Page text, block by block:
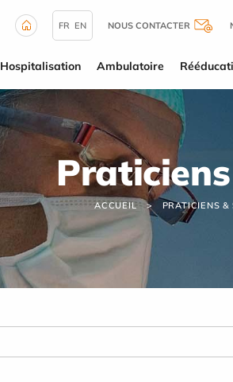
FR EN NOUS CONTACTER
Hospitalisation Ambulatoire
ACCUEIL PRATICIENS &